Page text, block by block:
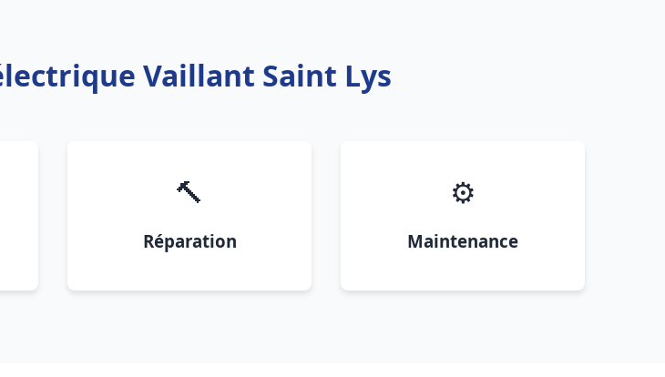
Vaillant Saint Lys
🔨
Réparation
⚙️
Maintenance